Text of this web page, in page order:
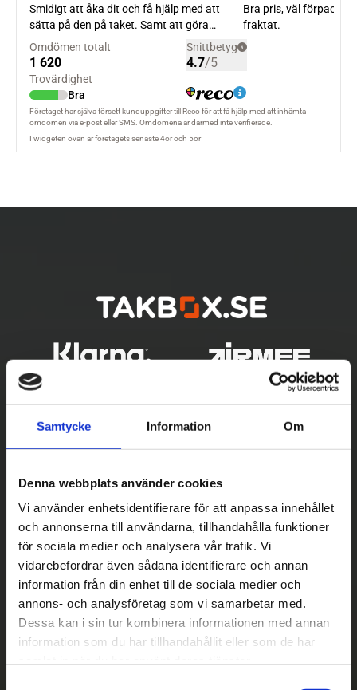
Samtycke Information Om
Denna webbplats använder cookies
Vi använder enhetsidentifierare för att anpassa innehållet
och annonserna till användarna, tillhandahålla funktioner
för sociala medier och analysera vår trafik. Vi
vidarebefordrar även sådana identifierare och annan
information från din enhet till de sociala medier och
annons- och analysföretag som vi samarbetar med.
Dessa kan i sin tur kombinera informationen med annan
information som du har tillhandahållit eller som de har
Betala säkert
|| Välj ||
Snabba leveranser
||
Eller ||
Hämta på lagret med/utan montering